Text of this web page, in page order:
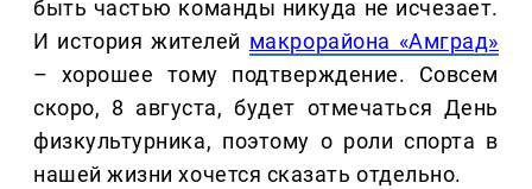
быть частью команды никуда не исчезает.
И история жителей макрорайона «Амград»
– хорошее тому подтверждение. Совсем
скоро, 8 августа, будет отмечаться День
физкультурника, поэтому о роли спорта в
нашей жизни хочется сказать отдельно.